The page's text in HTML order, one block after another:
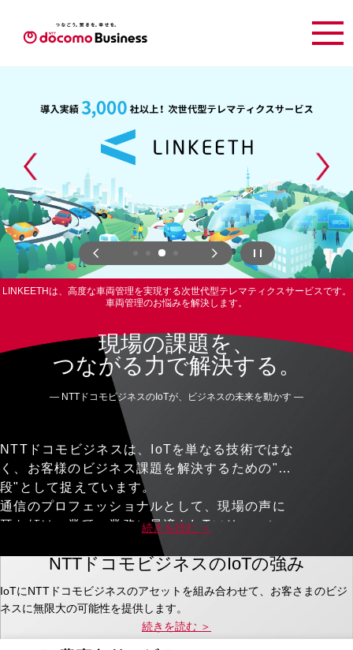
現場の課題を、
つながる力で解決する。
— NTTドコモビジネスのIoTが、ビジネスの未来を動かす —
NTTドコモビジネスは、IoTを単なる技術ではな
く、お客様のビジネス課題を解決するための"手
段"として捉えています。
通信のプロフェッショナルとして、現場の声に
耳を傾け、業種・業務に最適なIoTソリューショ
製造、物流、介護、小売など、あらゆる現場で
「つながる」ことによる効率化・安全性・収益
性の向上を支援しています。
「IoTを導入したいけれど、何から始めればいい
かわからない」
続きを読む ＞
NTTドコモビジネスのIoTの強み
IoTにNTTドコモビジネスのアセットを組み合わせて、お客さまのビジ
ネスに無限大の可能性を提供します。
続きを読む ＞